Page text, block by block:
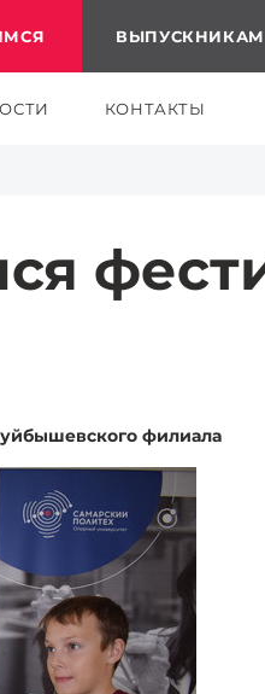
ВЫПУСКНИКАМ
КОНТАКТЫ
филиала